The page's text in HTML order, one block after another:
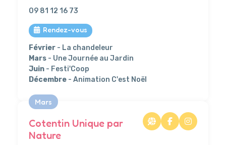
09 81 12 16 73
Rendez-vous
Février - La chandeleur
Mars - Une Journée au Jardin
Juin - Festi'Coop
Décembre - Animation C'est Noël
Mars
Cotentin Unique par
Nature